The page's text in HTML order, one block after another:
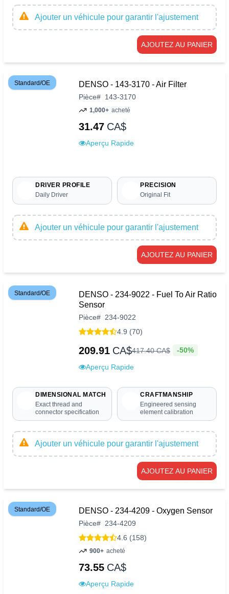
Ajouter un véhicule pour garantir l'ajustement
AJOUTEZ AU PANIER
Standard/OE DENSO - 143-3170 - Air Filter
Pièce# 143-3170
1,000+ acheté
31.47 CA$
Aperçu Rapide
DRIVER PROFILE
Daily Driver
PRECISION
Original Fit
Ajouter un véhicule pour garantir l'ajustement
AJOUTEZ AU PANIER
Standard/OE
DENSO - 234-9022 - Fuel To Air Ratio
Sensor
Pièce# 234-9022
4.9 (70)
209.91 CA$417.40CA$ -50%
Aperçu Rapide
DIMENSIONAL MATCH
Exact thread and
connector specification
CRAFTMANSHIP
Engineered sensing
element calibration
Ajouter un véhicule pour garantir l'ajustement
AJOUTEZ AU PANIER
Standard/OE DENSO - 234-4209 - Oxygen Sensor
Pièce# 234-4209
4.6 (158)
900+ acheté
73.55 CA$
Aperçu Rapide